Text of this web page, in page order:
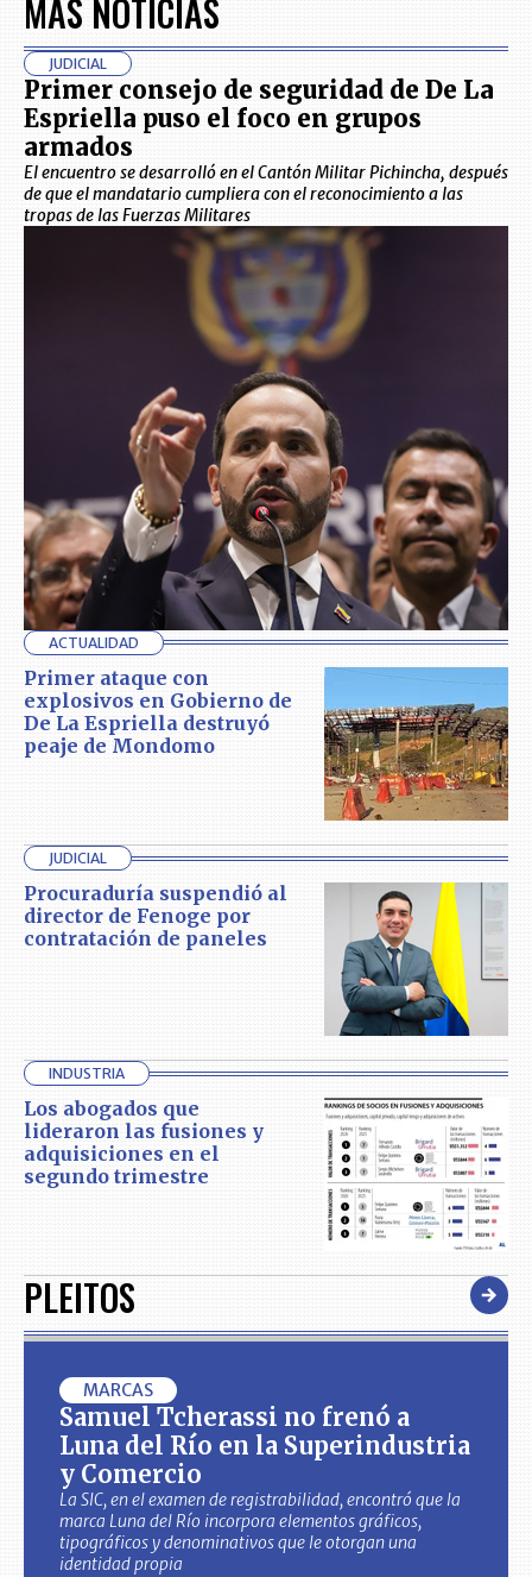
MÁS NOTICIAS
JUDICIAL
Primer consejo de seguridad de De La
Espriella puso el foco en grupos
armados
El encuentro se desarrolló en el Cantón Militar Pichincha, después
de que el mandatario cumpliera con el reconocimiento a las
tropas de las Fuerzas Militares
ACTUALIDAD
Primer ataque con
explosivos en Gobierno de
De La Espriella destruyó
peaje de Mondomo
JUDICIAL
Procuraduría suspendió al
director de Fenoge por
contratación de paneles
INDUSTRIA
Los abogados que
lideraron las fusiones y
adquisiciones en el
segundo trimestre
PLEITOS
MARCAS
Samuel Tcherassi no frenó a
Luna del Río en la Superindustria
y Comercio
La SIC, en el examen de registrabilidad, encontró que la
marca Luna del Río incorpora elementos gráficos,
tipográficos y denominativos que le otorgan una
identidad propia